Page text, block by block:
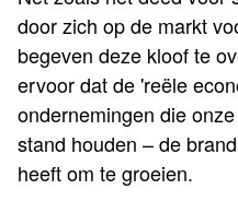
door zich op de markt
begeven deze kloof te
ervoor dat de 'reële
ondernemingen die
stand houden – de
heeft om te groeien.